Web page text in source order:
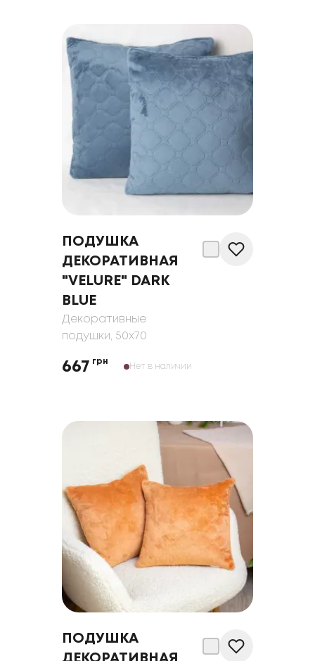
ПОДУШКА
ДЕКОРАТИВНАЯ
"VELURE" DARK
BLUE
Декоративные
подушки, 50x70
667 грн
Нет в наличии
ПОДУШКА